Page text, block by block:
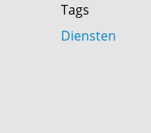
Tags
Diensten